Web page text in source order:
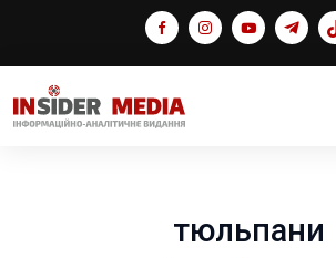
тюльпани